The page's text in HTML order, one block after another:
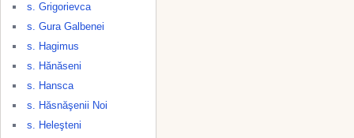
s. Grigorievca
s. Gura Galbenei
s. Hagimus
s. Hănăseni
s. Hansca
s. Hăsnăşenii Noi
s. Heleşteni